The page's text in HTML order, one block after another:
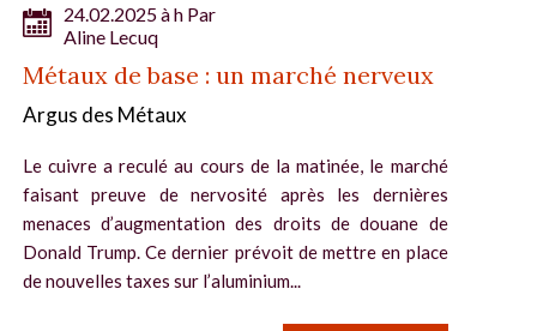
24.02.2025 à h Par
Aline Lecuq
Métaux de base : un marché nerveux
Argus des Métaux
Le cuivre a reculé au cours de la matinée, le marché
faisant preuve de nervosité après les dernières
menaces d’augmentation des droits de douane de
Donald Trump. Ce dernier prévoit de mettre en place
de nouvelles taxes sur l’aluminium...